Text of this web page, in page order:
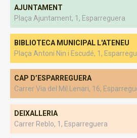
AJUNTAMENT
Plaça Ajuntament, 1, Esparreguera
BIBLIOTECA MUNICIPAL L'ATENEU
Plaça Antoni Nin i Escudé, 1,
CAP D’ESPARREGUERA
Carrer Via del Mil.Lenari, 16,
DEIXALLERIA
Carrer Reblo, 1, Esparreguera